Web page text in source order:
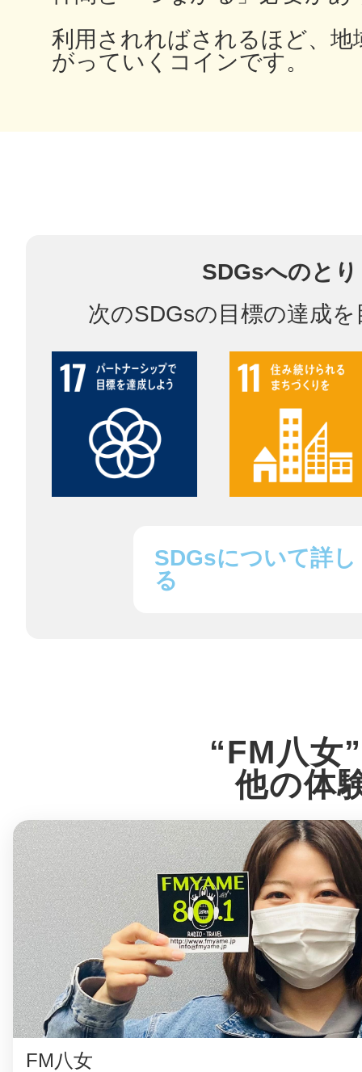
利用されればされるほど、地
がっていくコインです。
SDGsへのと
次のSDGsの目標の達成
SDGsについて詳し
る
“FM八女
他の体
FM八女
鎌倉
八女
日立
滋賀県
まちのコイン
お知らせ
ヘルプ
お問い合わせ
プライバシーポ